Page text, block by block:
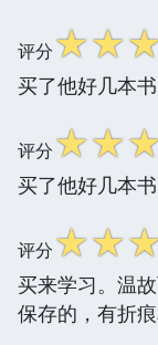
评分☆☆
买了他好几本
评分☆☆
买了他好几本
评分☆☆
买来学习。温
保存的，有折痕